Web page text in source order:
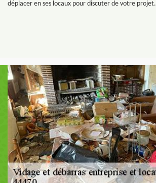
déplacer en ses locaux pour discuter de votre projet.